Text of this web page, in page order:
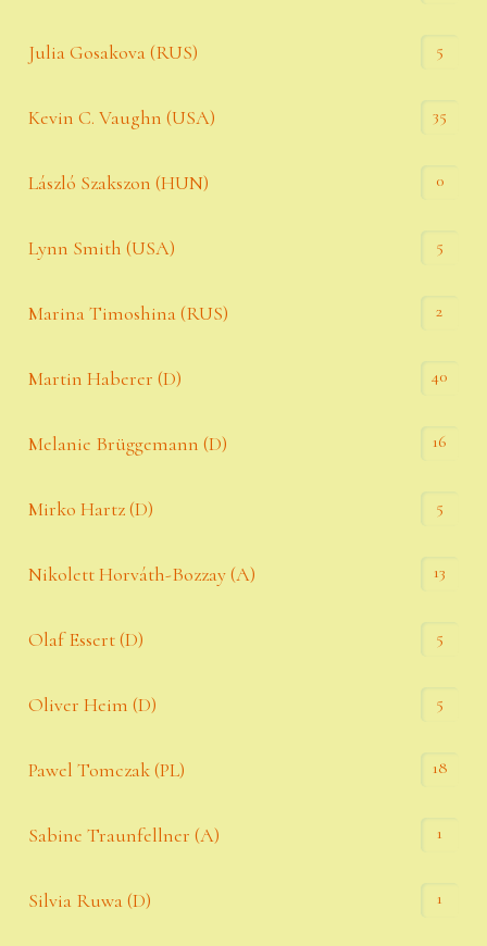
Julia Gosakova (RUS) 5
Kevin C. Vaughn (USA) 35
László Szakszon (HUN) 0
Lynn Smith (USA) 5
Marina Timoshina (RUS) 2
Martin Haberer (D) 40
Melanie Brüggemann (D) 16
Mirko Hartz (D) 5
Nikolett Horváth-Bozzay (A) 13
Olaf Essert (D) 5
Oliver Heim (D) 5
Pawel Tomczak (PL) 18
Sabine Traunfellner (A) 1
Silvia Ruwa (D) 1